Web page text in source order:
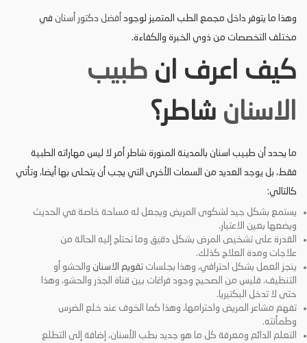
وهذا ما يتوفر داخل مجمع الطب المتميز لوجود أفضل دكتور أسنان في
مختلف التخصصات من ذوي الخبرة والكفاءة.
كيف اعرف ان طبيب
الاسنان شاطر؟
ما يحدد أن طبيب اسنان بالمدينة المنورة شاطر أمر لا ليس مهاراته الطبية
فقط، بل يوجد العديد من السمات الأخرى التي يجب أن يتحلى بها أيضا، وتأتي
كالتالي:
يستمع بشكل جيد لشكوى المريض ويجعل له مساحة خاصة في الحديث
ويضعها بعين الاعتبار.
القدرة على تشخيص المرض بشكل دقيق وما تحتاج إليه الحالة من
علاجات ومدة العلاج كذلك.
ينجز العمل بشكل احترافي، وهذا بجلسات تقويم الاسنان والحشو أو
التنظيف، فليس من الصحيح وجود فراغات بين قناة الجذر والحشو، وهذا
حتى لا تدخل البكتيريا.
تفهم مشاعر المريض واحترامها، وهذا كما الخوف عند خلع الضرس
وطمأنته.
التعلم الدائم ومعرفة كل ما هو جديد بطب الأسنان، إضافة إلى التطلع